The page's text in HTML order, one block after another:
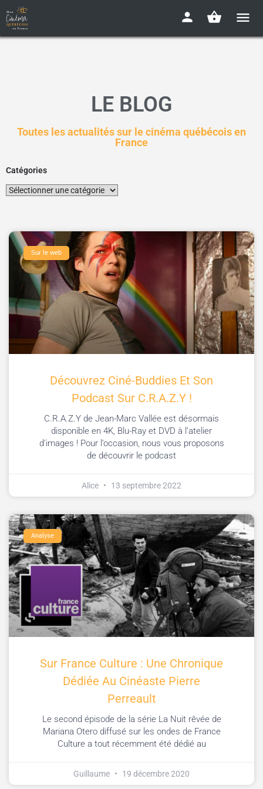
LE BLOG
Toutes les actualités sur le cinéma québécois en
France
Catégories
Sur le web
Découvrez Ciné-Buddies Et Son
Podcast Sur C.R.A.Z.Y !
C.R.A.Z.Y de Jean-Marc Vallée est désormais
disponible en 4K, Blu-Ray et DVD à l’atelier
d’images ! Pour l’occasion, nous vous proposons
de découvrir le podcast
Alice 13 septembre 2022
Analyse
Sur France Culture : Une Chronique
Dédiée Au Cinéaste Pierre
Perreault
Le second épisode de la série La Nuit rêvée de
Mariana Otero diffusé sur les ondes de France
Culture a tout récemment été dédié au
Guillaume 19 décembre 2020